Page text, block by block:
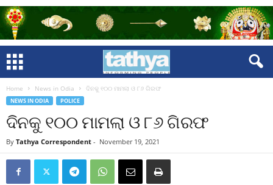
Home News in Odia ଦିନକୁ ୧୦୦ ମାମଲା ଓ ୮୬ ଗିରଫ
NEWS IN ODIA POLICE
ଦିନକୁ ୧୦୦ ମାମଲା ଓ ୮୬ ଗିରଫ
By Tathya Correspondent - November 19, 2021